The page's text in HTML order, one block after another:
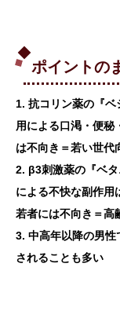
ポイントの
1. 抗コリン薬の『
用による口渇・便秘
は不向き＝若い世代
2. β3刺激薬の『ベ
による不快な副作用
若者には不向き＝高
3. 中高年以降の男
されることも多い